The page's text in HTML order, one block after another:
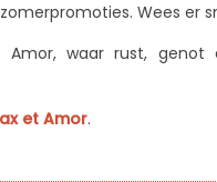
Wees er
waar rust, genot
et Amor.